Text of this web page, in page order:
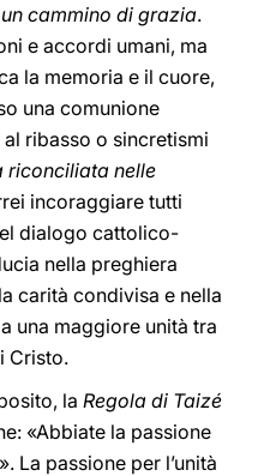
un cammino di grazia.
e accordi umani, ma
la memoria e il cuore,
una comunione
ribasso o sincretismi
riconciliata nelle
incoraggiare tutti
dialogo cattolico-
nella preghiera
carità condivisa e nella
una maggiore unità tra
Cristo.
la Regola di Taizé
«Abbiate la passione
La passione per l’unità